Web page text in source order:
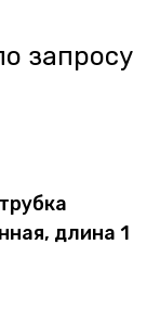
запросу
длина 1